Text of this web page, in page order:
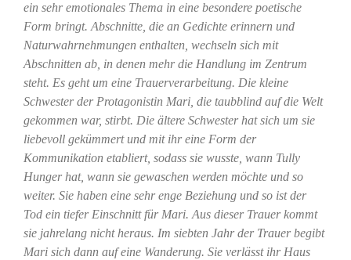
ein sehr emotionales Thema in eine besondere poetische
Form bringt. Abschnitte, die an Gedichte erinnern und
Naturwahrnehmungen enthalten, wechseln sich mit
Abschnitten ab, in denen mehr die Handlung im Zentrum
steht. Es geht um eine Trauerverarbeitung. Die kleine
Schwester der Protagonistin Mari, die taubblind auf die Welt
gekommen war, stirbt. Die ältere Schwester hat sich um sie
liebevoll gekümmert und mit ihr eine Form der
Kommunikation etabliert, sodass sie wusste, wann Tully
Hunger hat, wann sie gewaschen werden möchte und so
weiter. Sie haben eine sehr enge Beziehung und so ist der
Tod ein tiefer Einschnitt für Mari. Aus dieser Trauer kommt
sie jahrelang nicht heraus. Im siebten Jahr der Trauer begibt
Mari sich dann auf eine Wanderung. Sie verlässt ihr Haus